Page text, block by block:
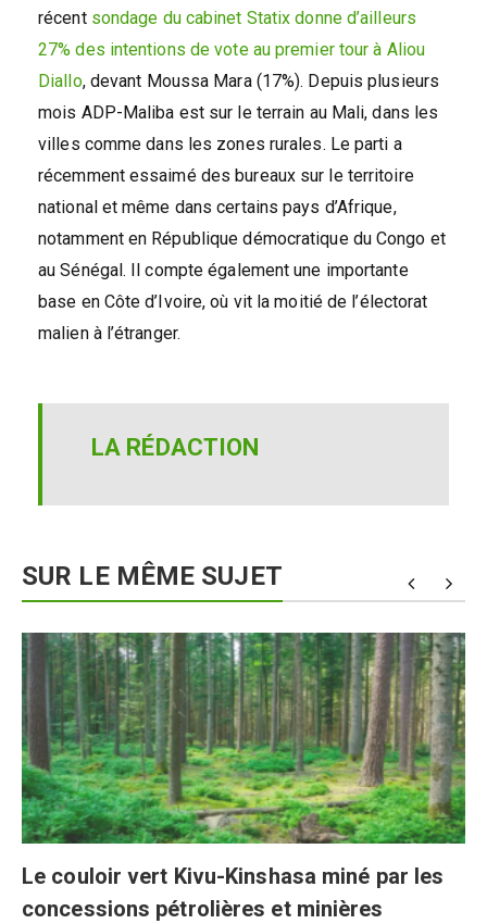
récentsondage du cabinet Statix donne d’ailleurs
27% des intentions de vote au premier tour à Aliou
Diallo, devant Moussa Mara (17%). Depuis plusieurs
mois ADP-Maliba est sur le terrain au Mali, dans les
villes comme dans les zones rurales. Le parti a
récemment essaimé des bureaux sur le territoire
national et même dans certains pays d’Afrique,
notamment en République démocratique du Congo et
au Sénégal. Il compte également une importante
base en Côte d’Ivoire, où vit la moitié de l’électorat
malien à l’étranger.
LA RÉDACTION
SUR LE MÊME SUJET
Le couloir vert Kivu-Kinshasa miné par les
concessions pétrolières et minières